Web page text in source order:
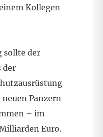
Kollegen
sollte der
der
Panzern
– im
Euro.